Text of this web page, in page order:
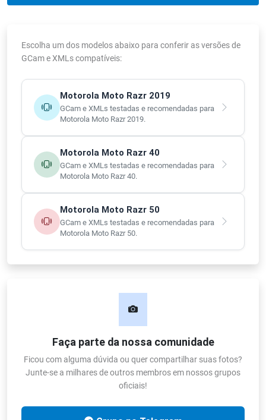
Escolha um dos modelos abaixo para conferir as versões de
GCam e XMLs compatíveis:
Motorola Moto Razr 2019
GCam e XMLs testadas e recomendadas para
Motorola Moto Razr 2019.
Motorola Moto Razr 40
GCam e XMLs testadas e recomendadas para
Motorola Moto Razr 40.
Motorola Moto Razr 50
GCam e XMLs testadas e recomendadas para
Motorola Moto Razr 50.
Faça parte da nossa comunidade
Ficou com alguma dúvida ou quer compartilhar suas fotos?
Junte-se a milhares de outros membros em nossos grupos
oficiais!